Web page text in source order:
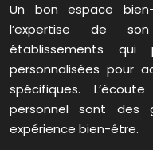
Un bon espace
l’expertise de
établissements qui
personnalisées pour
spécifiques.
personnel sont des
expérience bien-être.